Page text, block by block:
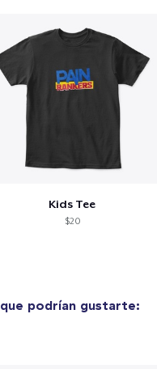
Kids Tee
$20
que podrían gustarte: